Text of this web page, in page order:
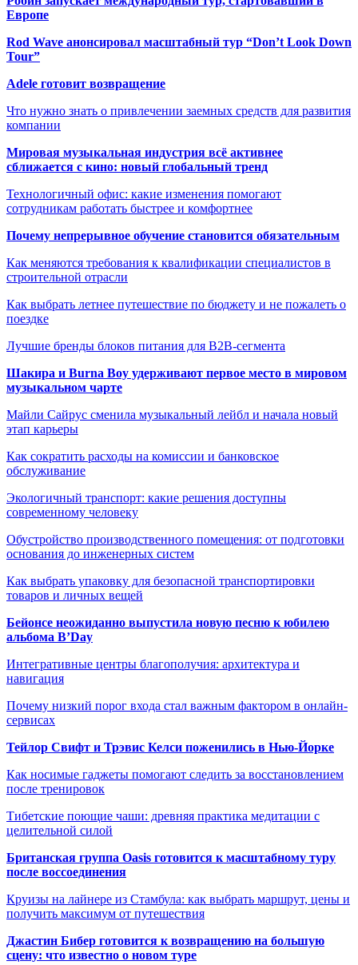
Европе
Rod Wave анонсировал масштабный тур “Don’t Look Down
Tour”
Adele готовит возвращение
Что нужно знать о привлечении заемных средств для развития
компании
Мировая музыкальная индустрия всё активнее
сближается с кино: новый глобальный тренд
Технологичный офис: какие изменения помогают
сотрудникам работать быстрее и комфортнее
Почему непрерывное обучение становится обязательным
Как меняются требования к квалификации специалистов в
строительной отрасли
Как выбрать летнее путешествие по бюджету и не пожалеть о
поездке
Лучшие бренды блоков питания для B2B-сегмента
Шакира и Burna Boy удерживают первое место в мировом
музыкальном чарте
Майли Сайрус сменила музыкальный лейбл и начала новый
этап карьеры
Как сократить расходы на комиссии и банковское
обслуживание
Экологичный транспорт: какие решения доступны
современному человеку
Обустройство производственного помещения: от подготовки
основания до инженерных систем
Как выбрать упаковку для безопасной транспортировки
товаров и личных вещей
Бейонсе неожиданно выпустила новую песню к юбилею
альбома B’Day
Интегративные центры благополучия: архитектура и
навигация
Почему низкий порог входа стал важным фактором в онлайн-
сервисах
Тейлор Свифт и Трэвис Келси поженились в Нью-Йорке
Как носимые гаджеты помогают следить за восстановлением
после тренировок
Тибетские поющие чаши: древняя практика медитации с
целительной силой
Британская группа Oasis готовится к масштабному туру
после воссоединения
Круизы на лайнере из Стамбула: как выбрать маршрут, цены и
получить максимум от путешествия
Джастин Бибер готовится к возвращению на большую
сцену: что известно о новом туре